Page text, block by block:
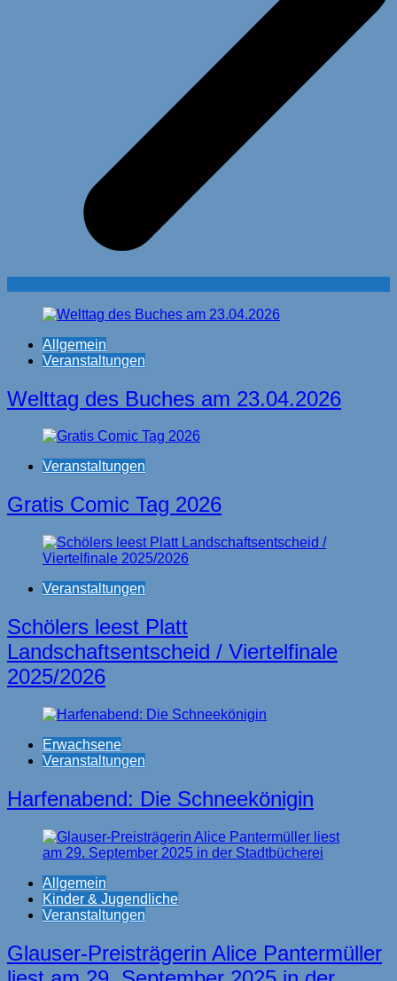
Allgemein
Veranstaltungen
Welttag des Buches am 23.04.2026
Veranstaltungen
Gratis Comic Tag 2026
Veranstaltungen
Schölers leest Platt
Landschaftsentscheid / Viertelfinale
2025/2026
Erwachsene
Veranstaltungen
Harfenabend: Die Schneekönigin
Allgemein
Kinder & Jugendliche
Veranstaltungen
Glauser-Preisträgerin Alice Pantermüller